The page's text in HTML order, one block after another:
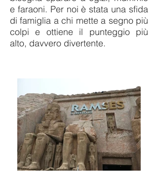
e faraoni. Per noi è stata una sfida
di famiglia a chi mette a segno più
colpi e ottiene il punteggio più
alto, davvero divertente.